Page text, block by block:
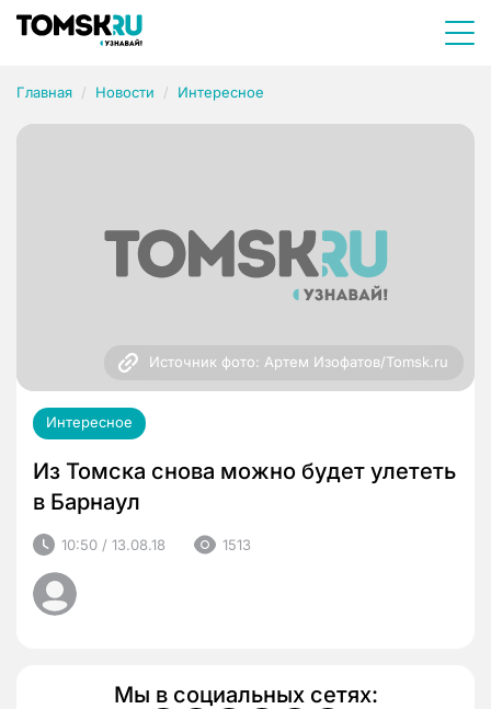
Главная Новости Интересное
Источник фото: Артем Изофатов/Tomsk.ru
Интересное
Из Томска снова можно будет улететь
в Барнаул
10:50 / 13.08.18 1513
Мы в социальных сетях: